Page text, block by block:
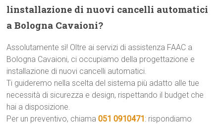
linstallazione di nuovi cancelli automatici
a Bologna Cavaioni?
Assolutamente sì! Oltre ai servizi di assistenza FAAC a
Bologna Cavaioni, ci occupiamo della progettazione e
installazione di nuovi cancelli automatici.
Ti guideremo nella scelta del sistema più adatto alle tue
necessità di sicurezza e design, rispettando il budget che
hai a disposizione.
Per un preventivo, chiama051 0910471: rispondiamo